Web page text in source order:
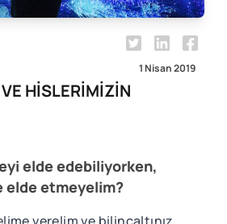
1 Nisan 2019
HİSLERİMİZİN
elde edebiliyorken,
elde etmeyelim?